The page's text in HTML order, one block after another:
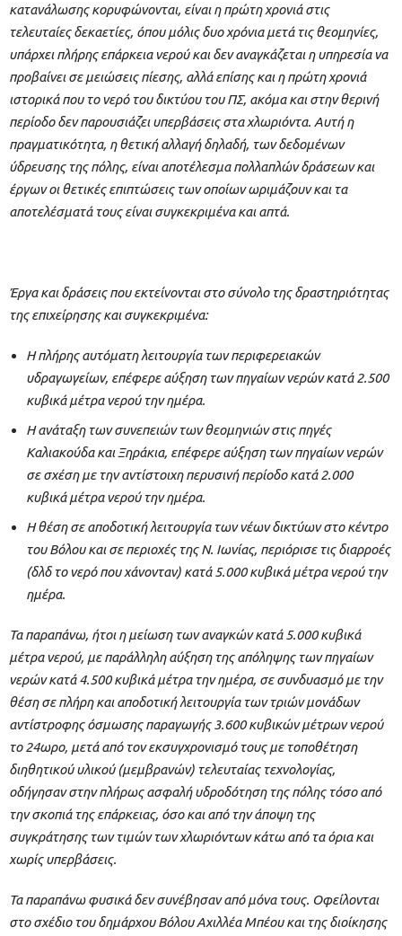
κατανάλωσης κορυφώνονται, είναι η πρώτη χρονιά στις
τελευταίες δεκαετίες, όπου μόλις δυο χρόνια μετά τις θεομηνίες,
υπάρχει πλήρης επάρκεια νερού και δεν αναγκάζεται η υπηρεσία να
προβαίνει σε μειώσεις πίεσης, αλλά επίσης και η πρώτη χρονιά
ιστορικά που το νερό του δικτύου του ΠΣ, ακόμα και στην θερινή
περίοδο δεν παρουσιάζει υπερβάσεις στα χλωριόντα. Αυτή η
πραγματικότητα, η θετική αλλαγή δηλαδή, των δεδομένων
ύδρευσης της πόλης, είναι αποτέλεσμα πολλαπλών δράσεων και
έργων οι θετικές επιπτώσεις των οποίων ωριμάζουν και τα
αποτελέσματά τους είναι συγκεκριμένα και απτά.
Έργα και δράσεις που εκτείνονται στο σύνολο της δραστηριότητας
της επιχείρησης και συγκεκριμένα:
Η πλήρης αυτόματη λειτουργία των περιφερειακών
υδραγωγείων, επέφερε αύξηση των πηγαίων νερών κατά 2.500
κυβικά μέτρα νερού την ημέρα.
Η ανάταξη των συνεπειών των θεομηνιών στις πηγές
Καλιακούδα και Ξηράκια, επέφερε αύξηση των πηγαίων νερών
σε σχέση με την αντίστοιχη περυσινή περίοδο κατά 2.000
κυβικά μέτρα νερού την ημέρα.
Η θέση σε αποδοτική λειτουργία των νέων δικτύων στο κέντρο
του Βόλου και σε περιοχές της Ν. Ιωνίας, περιόρισε τις διαρροές
(δλδ το νερό που χάνονταν) κατά 5.000 κυβικά μέτρα νερού την
ημέρα.
Τα παραπάνω, ήτοι η μείωση των αναγκών κατά 5.000 κυβικά
μέτρα νερού, με παράλληλη αύξηση της απόληψης των πηγαίων
νερών κατά 4.500 κυβικά μέτρα την ημέρα, σε συνδυασμό με την
θέση σε πλήρη και αποδοτική λειτουργία των τριών μονάδων
αντίστροφης όσμωσης παραγωγής 3.600 κυβικών μέτρων νερού
το 24ωρο, μετά από τον εκσυγχρονισμό τους με τοποθέτηση
διηθητικού υλικού (μεμβρανών) τελευταίας τεχνολογίας,
οδήγησαν στην πλήρως ασφαλή υδροδότηση της πόλης τόσο από
την σκοπιά της επάρκειας, όσο και από την άποψη της
συγκράτησης των τιμών των χλωριόντων κάτω από τα όρια και
χωρίς υπερβάσεις.
Τα παραπάνω φυσικά δεν συνέβησαν από μόνα τους. Οφείλονται
στο σχέδιο του δημάρχου Βόλου Αχιλλέα Μπέου και της διοίκησης